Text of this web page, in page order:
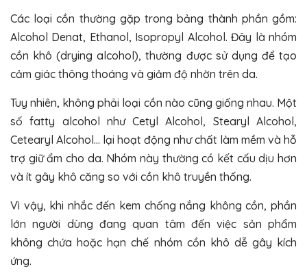
Các loại cồn thường gặp trong bảng thành phần gồm:
Alcohol Denat, Ethanol, Isopropyl Alcohol. Đây là nhóm
cồn khô (drying alcohol), thường được sử dụng để tạo
cảm giác thông thoáng và giảm độ nhờn trên da.
Tuy nhiên, không phải loại cồn nào cũng giống nhau. Một
số fatty alcohol như Cetyl Alcohol, Stearyl Alcohol,
Cetearyl Alcohol… lại hoạt động như chất làm mềm và hỗ
trợ giữ ẩm cho da. Nhóm này thường có kết cấu dịu hơn
và ít gây khô căng so với cồn khô truyền thống.
Vì vậy, khi nhắc đến kem chống nắng không cồn, phần
lớn người dùng đang quan tâm đến việc sản phẩm
không chứa hoặc hạn chế nhóm cồn khô dễ gây kích
ứng.